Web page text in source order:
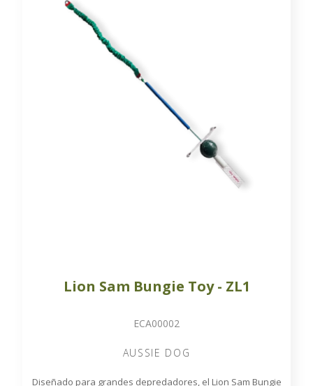
Lion Sam Bungie Toy - ZL1
ECA00002
AUSSIE DOG
Diseñado para grandes depredadores, el Lion Sam Bungie